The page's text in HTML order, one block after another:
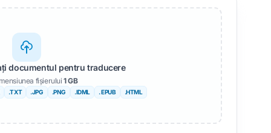
documentul pentru traducere
fișierului1 GB
.TXT .JPG .PNG .IDML . EPUB .HTML